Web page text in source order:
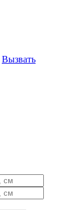
Вызвать